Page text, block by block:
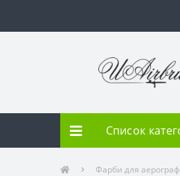
Список
Фарби для